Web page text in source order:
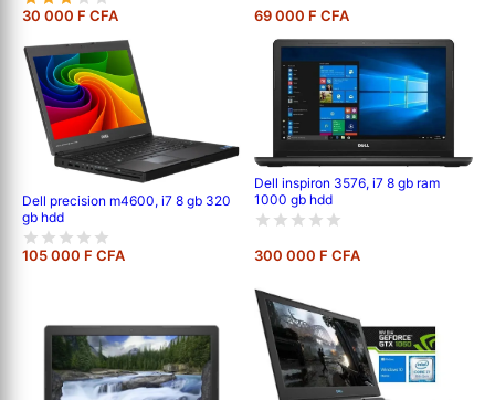
30 000 F CFA 69 000 F CFA
Dell precision m4600, i7 8 gb 320
gb hdd
105 000 F CFA
Dell inspiron 3576, i7 8 gb ram
1000 gb hdd
300 000 F CFA